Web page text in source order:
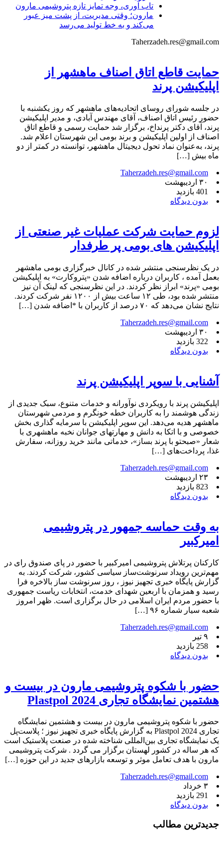
تاب آوری، وجه تمایز تازه پتروشیمی مارون
مارون؛ وقتی مدیریت، از پشت میز عبور
می‌کند و به خط تولید می‌رسد
Taherzadeh.res@gmail.com
حمایت قاطع اتاق اصناف ماهشهر از
اپلیکیشن پرند
در جلسه شورای روسای اتحادیه‌های ماهشهر که روز یکشنبه با
حضور رئیس اتاق اصناف، آقای مهندس آبادی، و مدیر اپلیکیشن
پرند، آقای دکتر پرنداخ، برگزار شد حمایت رسمی و قاطع اتاق
اصناف از اولین اپلیکیشن و برند بومی این شهرستان اعلام شد.
پرند، به‌عنوان نماد تحول دیجیتال ماهشهر، توانسته در کمتر از دو
ماه بیش […]
Taherzadeh.res@gmail.com
۳۰ اردیبهشت
401 بازدید
بدون دیدگاه
لزوم حمایت شرکت عملیات غیر صنعتی از
اپلیکیشن های بومی پر طرفدار
در یک نظرسنجی منتشر شده در کانال خبرگزاری بومی ماهشهر
بعمل آمده ، کاربران درباره اضافه شدن «پتروکارت» به اپلیکیشن
بومی «پرند» ابراز نظر کردند. در این نظرسنجی که لینک آن نیز
منتشر شده بود، طی ۱۲ ساعت بیش از ۱۲۰۰ نفر شرکت کردند.
نتایج نشان می‌دهد که ۷۰ درصد از کاربران با *اضافه شدن […]
Taherzadeh.res@gmail.com
۳۰ اردیبهشت
322 بازدید
بدون دیدگاه
آشنایی با سوپر اپلیکیشن پرند
اپلیکیشن پرند با رویکردی نوآورانه و خدمات متنوع، سبک جدیدی از
زندگی هوشمند را به کاربران خطه خونگرم و مردمی شهرستان
ماهشهر هدیه می‌دهد. این سوپر اپلیکیشن با سرمایه گذاری بخش
خصوصی و با اتکا به دانش و مهارتهای جوانان نخبه ماهشهری با
شعار «صبحتو با پرند بساز»، خدماتی مانند خرید روزانه، سفارش
غذا، پرداخت‌های […]
Taherzadeh.res@gmail.com
۲۳ اردیبهشت
823 بازدید
بدون دیدگاه
به وقت حماسه جمهور در پتروشیمی
امیرکبیر
کارکنان پرتلاش پتروشیمی امیرکبیر با حضور در پای صندوق‌ رای در
مهم‌ترین رویداد سرنوشت‌ساز سیاسی کشور، شرکت کردند. به
گزارش پایگاه خبری تجهیز نیوز ، روز سرنوشت ساز بالاخره فرا
رسید و همزمان با اربعین شهدای خدمت، انتخابات ریاست جمهوری
با حضور مردم ایران اسلامی در حال برگزاری است. ظهر امروز
شعبه سیار شماره ۹۶ […]
Taherzadeh.res@gmail.com
۹ تیر
258 بازدید
بدون دیدگاه
حضور با شکوه پتروشیمی مارون در بیست و
هشتمین نمایشگاه تجاری Plastpol 2024
حضور با شکوه پتروشیمی مارون در بیست و هشتمین نمایشگاه
تجاری Plastpol 2024 به گزارش پایگاه خبری تجهیز نیوز ؛ پلاست‌پل
یک نمایشگاه تجاری بین‌المللی شناخته شده در صنعت پلاستیک است
که هر ساله در کشور لهستان برگزار می گردد . شرکت پتروشیمی
مارون با هدف تعامل موثر و توسعه بازارهای جدید در این حوزه […]
Taherzadeh.res@gmail.com
۳ خرداد
291 بازدید
بدون دیدگاه
جدیدترین مطالب